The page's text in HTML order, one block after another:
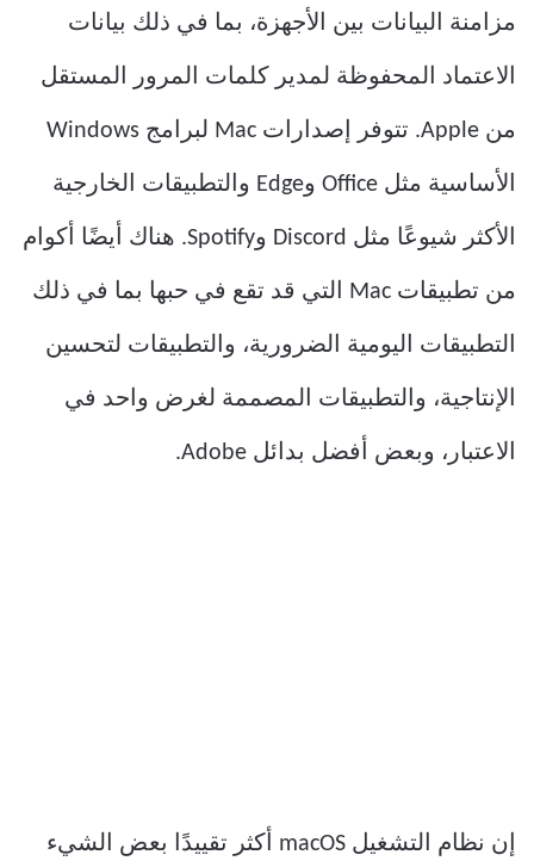
مزامنة البيانات بين الأجهزة، بما في ذلك بيانات
الاعتماد المحفوظة لمدير كلمات المرور المستقل
من Apple. تتوفر إصدارات Mac لبرامج Windows
الأساسية مثل Office وEdge والتطبيقات الخارجية
الأكثر شيوعًا مثل Discord وSpotify. هناك أيضًا أكوام
من تطبيقات Mac التي قد تقع في حبها بما في ذلك
التطبيقات اليومية الضرورية، والتطبيقات لتحسين
الإنتاجية، والتطبيقات المصممة لغرض واحد في
الاعتبار، وبعض أفضل بدائل Adobe.
إن نظام التشغيل macOS أكثر تقييدًا بعض الشيء